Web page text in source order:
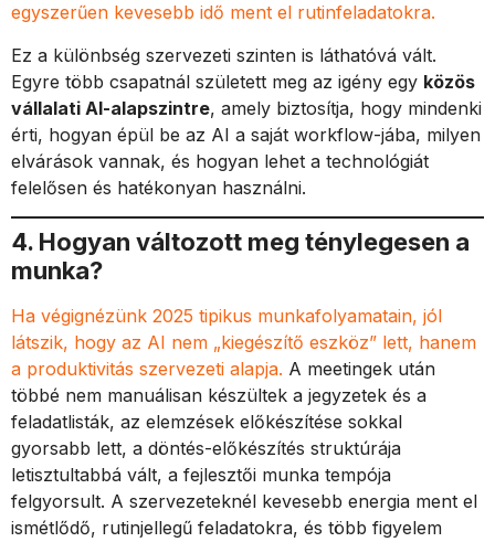
egyszerűen kevesebb idő ment el rutinfeladatokra.
Ez a különbség szervezeti szinten is láthatóvá vált.
Egyre több csapatnál született meg az igény egy közös
vállalati AI-alapszintre, amely biztosítja, hogy mindenki
érti, hogyan épül be az AI a saját workflow-jába, milyen
elvárások vannak, és hogyan lehet a technológiát
felelősen és hatékonyan használni.
4. Hogyan változott meg ténylegesen a
munka?
Ha végignézünk 2025 tipikus munkafolyamatain, jól
látszik, hogy az AI nem „kiegészítő eszköz” lett, hanem
a produktivitás szervezeti alapja. A meetingek után
többé nem manuálisan készültek a jegyzetek és a
feladatlisták, az elemzések előkészítése sokkal
gyorsabb lett, a döntés-előkészítés struktúrája
letisztultabbá vált, a fejlesztői munka tempója
felgyorsult. A szervezeteknél kevesebb energia ment el
ismétlődő, rutinjellegű feladatokra, és több figyelem